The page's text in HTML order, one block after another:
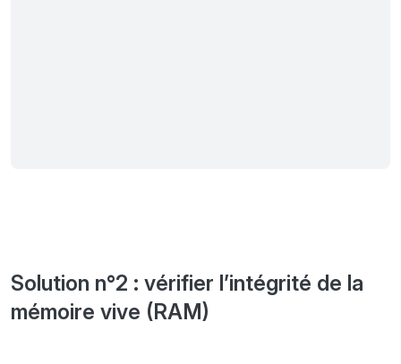
Solution n°2 : vérifier l’intégrité de la
mémoire vive (RAM)